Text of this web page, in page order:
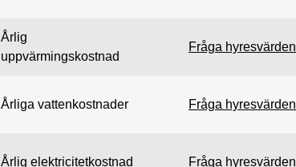
Årlig
uppvärmingskostnad
Fråga hyresvärden
Årliga vattenkostnader Fråga hyresvärden
Årlig elektricitetkostnad Fråga hyresvärden